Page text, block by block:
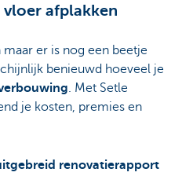
vloer afplakken
er is nog een beetje
benieuwd hoeveel je
. Met Setle
je kosten, premies en
renovatierapport